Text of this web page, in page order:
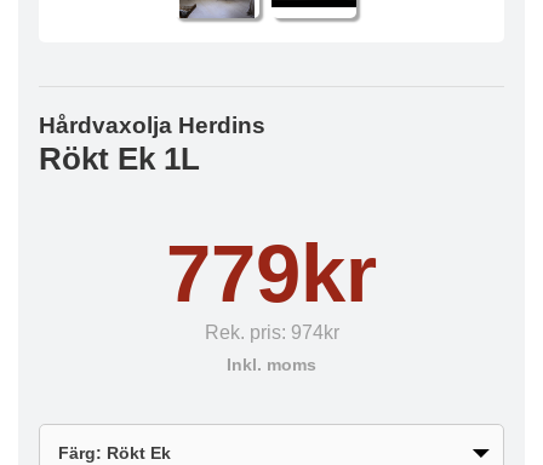
Hårdvaxolja Herdins
Rökt Ek 1L
779kr
Rek. pris: 974kr
Inkl. moms